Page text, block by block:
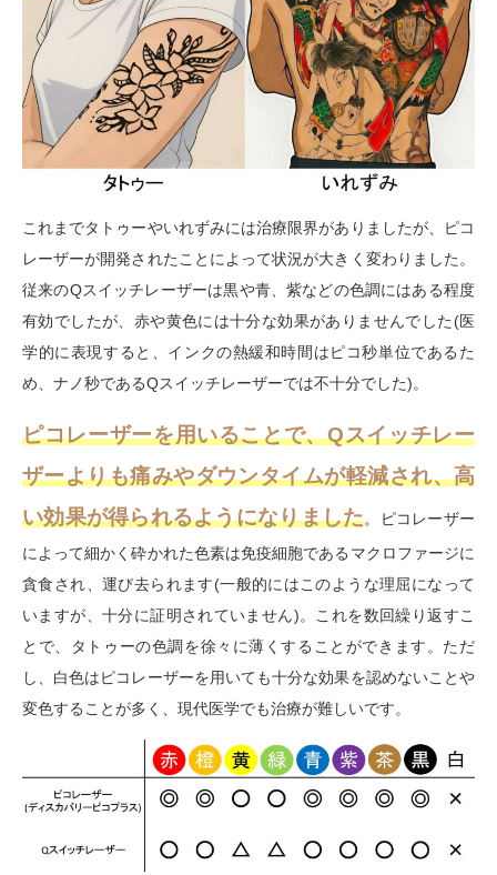
これまでタトゥーやいれずみには治療限界がありましたが、ピコ
レーザーが開発されたことによって状況が大きく変わりました。
従来のQスイッチレーザーは黒や青、紫などの色調にはある程度
有効でしたが、赤や黄色には十分な効果がありませんでした (医
学的に表現すると、インクの熱緩和時間はピコ秒単位であるた
め、ナノ秒であるQスイッチレーザーでは不十分でした)。
ピコレーザーを用いることで、Qスイッチレー
ザーよりも痛みやダウンタイムが軽減され、高
い効果が得られるようになりました。ピコレーザー
によって細かく砕かれた色素は免疫細胞であるマクロファージに
貪食され、運び去られます(一般的にはこのような理屈になって
いますが、十分に証明されていません)。これを数回繰り返すこ
とで、タトゥーの色調を徐々に薄くすることができます。ただ
し、白色はピコレーザーを用いても十分な効果を認めないことや
変色することが多く、現代医学でも治療が難しいです。